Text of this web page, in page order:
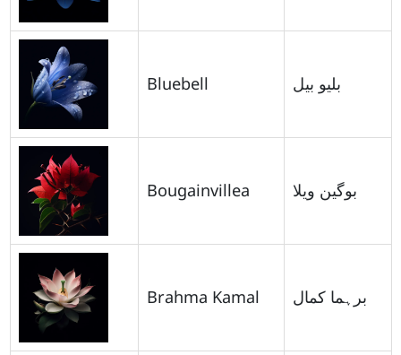
Bluebell بلیو بیل
Bougainvillea بوگین ویلا
Brahma Kamal برہما کمال